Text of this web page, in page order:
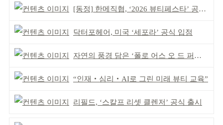
[동정] 한메직협, ‘2026 뷰티페스타’ 공동 주최
닥터포헤어, 미국 ‘세포라’ 공식 입점
자연의 풍경 담은 ‘폴로 어스 오 드 퍼퓸’ 4종 출시
“인재‧심리‧AI로 그린 미래 뷰티 교육”
리필드, ‘스칼프 리셋 클렌저’ 공식 출시